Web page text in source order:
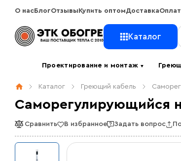
О нас БлогОтзывы Купить оптомДоставка
Каталог
Проектирование и монтаж ▼
Каталог Греющий кабель
Саморегулирующийся
Сравнить В избранное Задать вопрос